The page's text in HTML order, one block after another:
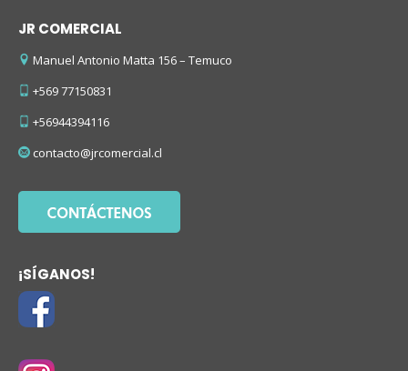
JR COMERCIAL
Manuel Antonio Matta 156 – Temuco
+569 77150831
+56944394116
contacto@jrcomercial.cl
¡SÍGANOS!